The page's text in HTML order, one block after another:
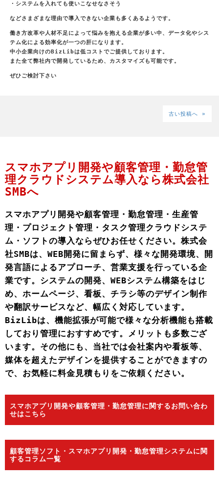
・システムを入れても使いこなせなさそう
などさまざまな理由で導入できない企業も多くあるようです。
働き方改革や人材不足によって悩みを抱える企業が多い中、データ化やシス
テム化による効率化が一つの肝になります。
中小企業向けのBizLibは低コストでご提供しております。
また全て弊社内で開発しているため、カスタマイズも可能です。
ぜひご検討下さい
古い投稿へ »
スマホアプリ開発や顧客管理・勤怠管
理クラウドシステム導入なら株式会社
SMBへ
スマホアプリ開発や顧客管理・勤怠管理・生産管
理・プロジェクト管理・タスク管理クラウドシステ
ム・ソフトの導入ならぜひお任せください。株式会
社SMBは、WEB開発に留まらず、様々な開発環境、開
発言語によるアプローチ、営業支援を行っている企
業です。システムの開発、WEBシステム構築をはじ
め、ホームページ、看板、チラシ等のデザイン制作
や翻訳サービスなど、幅広く対応しています。
BizLibは、機能拡張が可能で様々な分析機能も搭載
しており管理におすすめです。メリットも多数ござ
います。その他にも、当社では会社案内や看板等、
媒体を超えたデザインを提供することができますの
で、お気軽に料金見積もりをご依頼ください。
スマホアプリ開発や顧客管理・勤怠管理に関するお問い合わ
せはこちら
顧客管理ソフト・スマホアプリ開発・勤怠管理システムに関
するコラム一覧